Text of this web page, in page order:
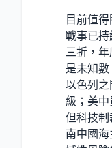
目前值
戰事已
三折，
是未知
以色列
級；美
但科技制
南中國